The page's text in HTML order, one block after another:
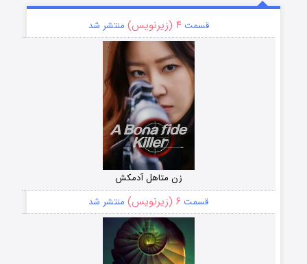
قسمت۴ (زیرنویس) منتشر شد
زن متاهل آدمکش
قسمت ۶ (زیرنویس) منتشر شد